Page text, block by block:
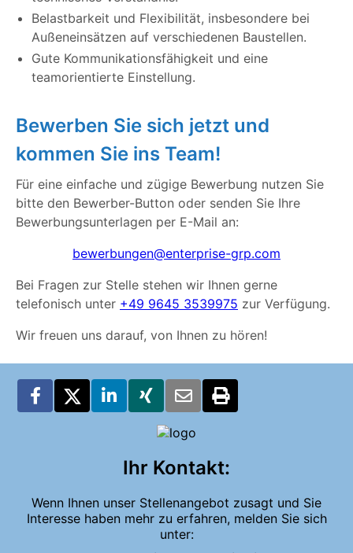
Belastbarkeit und Flexibilität, insbesondere bei
Außeneinsätzen auf verschiedenen Baustellen.
Gute Kommunikationsfähigkeit und eine
teamorientierte Einstellung.
Bewerben Sie sich jetzt und
kommen Sie ins Team!
Für eine einfache und zügige Bewerbung nutzen Sie
bitte den Bewerber-Button oder senden Sie Ihre
Bewerbungsunterlagen per E-Mail an:
bewerbungen@enterprise-grp.com
Bei Fragen zur Stelle stehen wir Ihnen gerne
telefonisch unter +49 9645 3539975 zur Verfügung.
Wir freuen uns darauf, von Ihnen zu hören!
Ihr Kontakt:
Wenn Ihnen unser Stellenangebot zusagt und Sie
Interesse haben mehr zu erfahren, melden Sie sich
unter: